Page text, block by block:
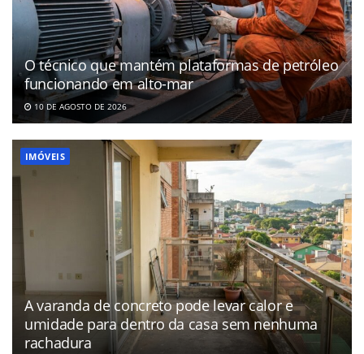
O técnico que mantém plataformas de petróleo
funcionando em alto-mar
10 DE AGOSTO DE 2026
IMÓVEIS
A varanda de concreto pode levar calor e
umidade para dentro da casa sem nenhuma
rachadura